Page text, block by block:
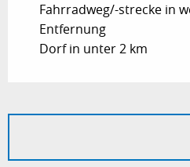
Fahrradweg/-strecke in
Entfernung
Dorf in unter 2 km